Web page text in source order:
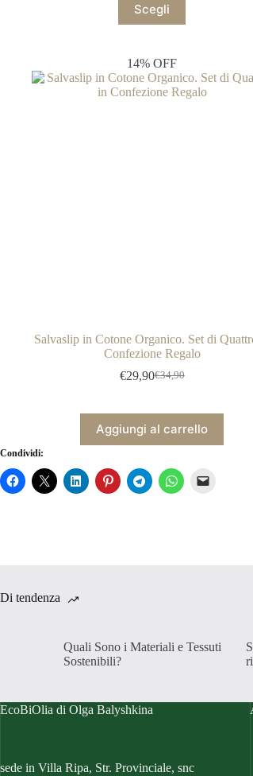
Scegliprodotto
ha
varianti.
Le
opzioni
possono
14% OFF
Salvaslip in Cotone Organico. Set di
Confezione Regalo
€34,90
Il
era:
€29,90Il
è:
Aggiungi al carrello
Condividi:
Di tendenza
Quali Sono i Materiali e Tessuti
Sostenibili?
EcoBiOlia di Olga Balyshkina
sede in Villa Ripa, Str. Provinciale, snc